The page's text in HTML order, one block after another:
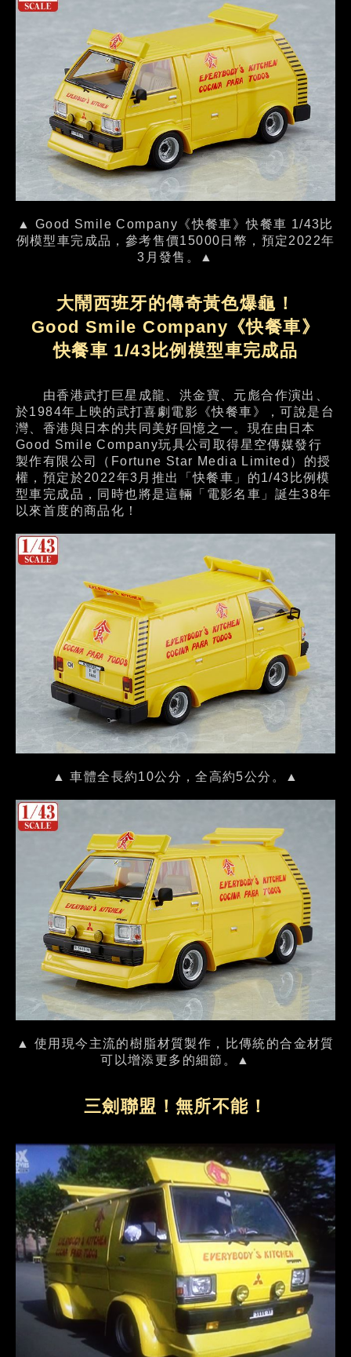
▲ Good Smile Company《快餐車》快餐車 1/43比
例模型車完成品，參考售價15000日幣，預定2022年
3月發售。▲
大鬧西班牙的傳奇黃色爆龜！
Good Smile Company《快餐車》
快餐車 1/43比例模型車完成品
由香港武打巨星成龍、洪金寶、元彪合作演出、
於1984年上映的武打喜劇電影《快餐車》，可說是台
灣、香港與日本的共同美好回憶之一。現在由日本
Good Smile Company玩具公司取得星空傳媒發行
製作有限公司（Fortune Star Media Limited）的授
權，預定於2022年3月推出「快餐車」的1/43比例模
型車完成品，同時也將是這輛「電影名車」誕生38年
以來首度的商品化！
▲ 車體全長約10公分，全高約5公分。▲
▲ 使用現今主流的樹脂材質製作，比傳統的合金材質
可以增添更多的細節。▲
三劍聯盟！無所不能！